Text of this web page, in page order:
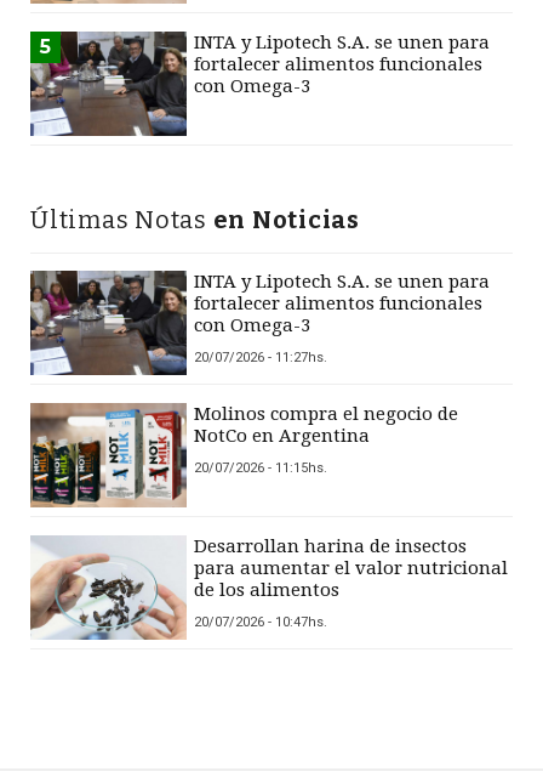
5
INTA y Lipotech S.A. se unen para
fortalecer alimentos funcionales
con Omega-3
Últimas Notas en Noticias
INTA y Lipotech S.A. se unen para
fortalecer alimentos funcionales
con Omega-3
20/07/2026 - 11:27hs.
Molinos compra el negocio de
NotCo en Argentina
20/07/2026 - 11:15hs.
Desarrollan harina de insectos
para aumentar el valor nutricional
de los alimentos
20/07/2026 - 10:47hs.